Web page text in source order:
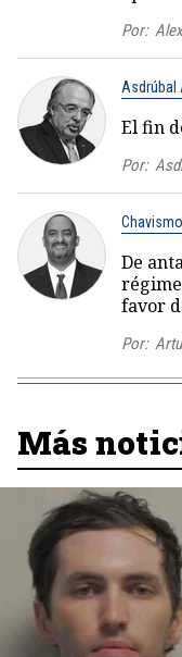
Por:
Asdrúbal
El fin
Por:
Chavismo
De
favor
Por:
Más